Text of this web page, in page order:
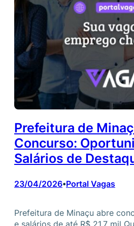
Prefeitura de
Concurso:
Salários de
23/04/2026•Portal Vagas
Prefeitura de Minaçu abre